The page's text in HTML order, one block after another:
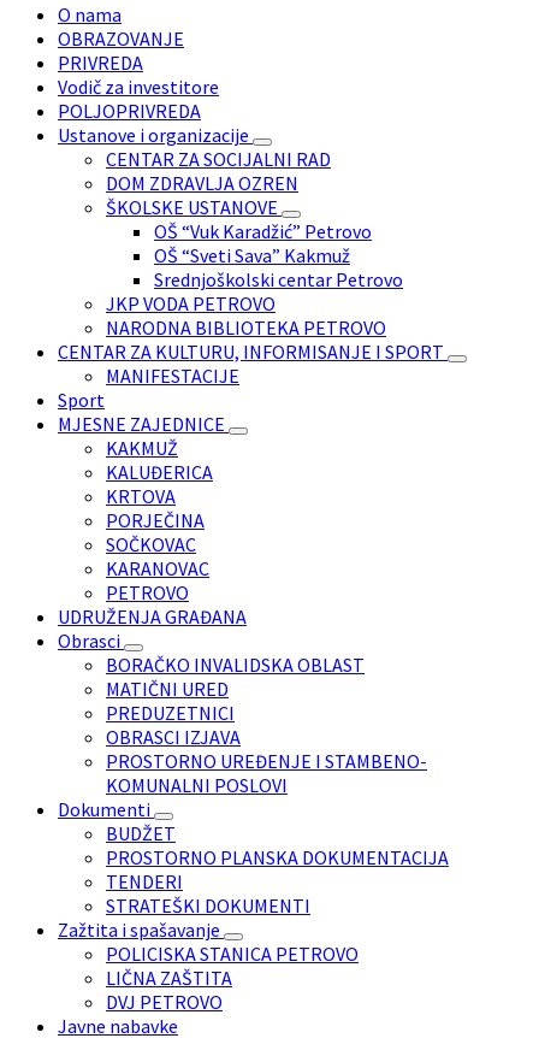
O nama
OBRAZOVANJE
PRIVREDA
Vodič za investitore
POLJOPRIVREDA
Ustanove i organizacije
CENTAR ZA SOCIJALNI RAD
DOM ZDRAVLJA OZREN
ŠKOLSKE USTANOVE
OŠ “Vuk Karadžić” Petrovo
OŠ “Sveti Sava” Kakmuž
Srednjoškolski centar Petrovo
JKP VODA PETROVO
NARODNA BIBLIOTEKA PETROVO
CENTAR ZA KULTURU, INFORMISANJE I SPORT
MANIFESTACIJE
Sport
MJESNE ZAJEDNICE
KAKMUŽ
KALUĐERICA
KRTOVA
PORJEČINA
SOČKOVAC
KARANOVAC
PETROVO
UDRUŽENJA GRAĐANA
Obrasci
BORAČKO INVALIDSKA OBLAST
MATIČNI URED
PREDUZETNICI
OBRASCI IZJAVA
PROSTORNO UREĐENJE I STAMBENO-
KOMUNALNI POSLOVI
Dokumenti
BUDŽET
PROSTORNO PLANSKA DOKUMENTACIJA
TENDERI
STRATEŠKI DOKUMENTI
Zažtita i spašavanje
POLICISKA STANICA PETROVO
LIČNA ZAŠTITA
DVJ PETROVO
Javne nabavke